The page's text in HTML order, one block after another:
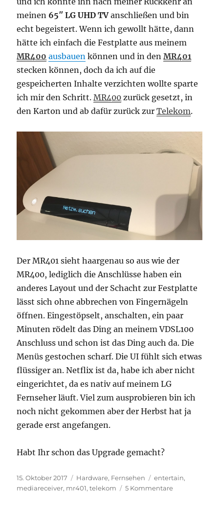
meinen 65″ LG UHD TVanschließen und bin
echt begeistert. Wenn ich gewollt hätte, dann
hätte ich einfach die Festplatte aus meinem
MR400 ausbauen können und in denMR401
stecken können, doch da ich auf die
gespeicherten Inhalte verzichten wollte sparte
ich mir den Schritt. MR400 zurück gesetzt, in
den Karton und ab dafür zurück zurTelekom.
Der MR401 sieht haargenau so aus wie der
MR400, lediglich die Anschlüsse haben ein
anderes Layout und der Schacht zur Festplatte
lässt sich ohne abbrechen von Fingernägeln
öffnen. Eingestöpselt, anschalten, ein paar
Minuten rödelt das Ding an meinem VDSL100
Anschluss und schon ist das Ding auch da. Die
Menüs gestochen scharf. Die UI fühlt sich etwas
flüssiger an. Netflix ist da, habe ich aber nicht
eingerichtet, da es nativ auf meinem LG
Fernseher läuft. Viel zum ausprobieren bin ich
noch nicht gekommen aber der Herbst hat ja
gerade erst angefangen.
Habt Ihr schon das Upgrade gemacht?
Veröffentlicht
am
15. Oktober 2017 Kategorien
Hardware, Fernsehen Schlagwörter
entertain,
mediareceiver, mr401,telekom 5 Kommentarezu